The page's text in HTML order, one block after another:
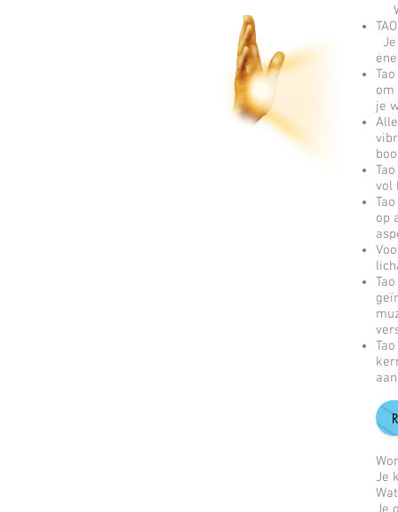
om
je
vol
op
Je